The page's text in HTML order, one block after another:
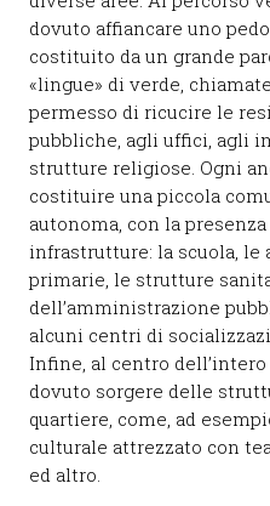
dovuto affiancare uno
costituito da un grande
«lingue» di verde,
permesso di ricucire le
pubbliche, agli uffici, agli
strutture religiose. Ogni
costituire una piccola
autonoma, con la
infrastrutture: la scuola,
primarie, le strutture
dell’amministrazione
alcuni centri di
Infine, al centro
dovuto sorgere delle
quartiere, come, ad
culturale attrezzato con
ed altro.